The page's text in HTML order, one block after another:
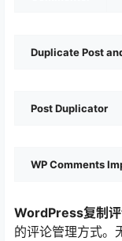
Duplicate Post
Post Duplicator
WP Comments
WordPress复制
的评论管理方式。